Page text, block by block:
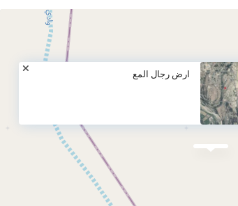
ارض رجال المع